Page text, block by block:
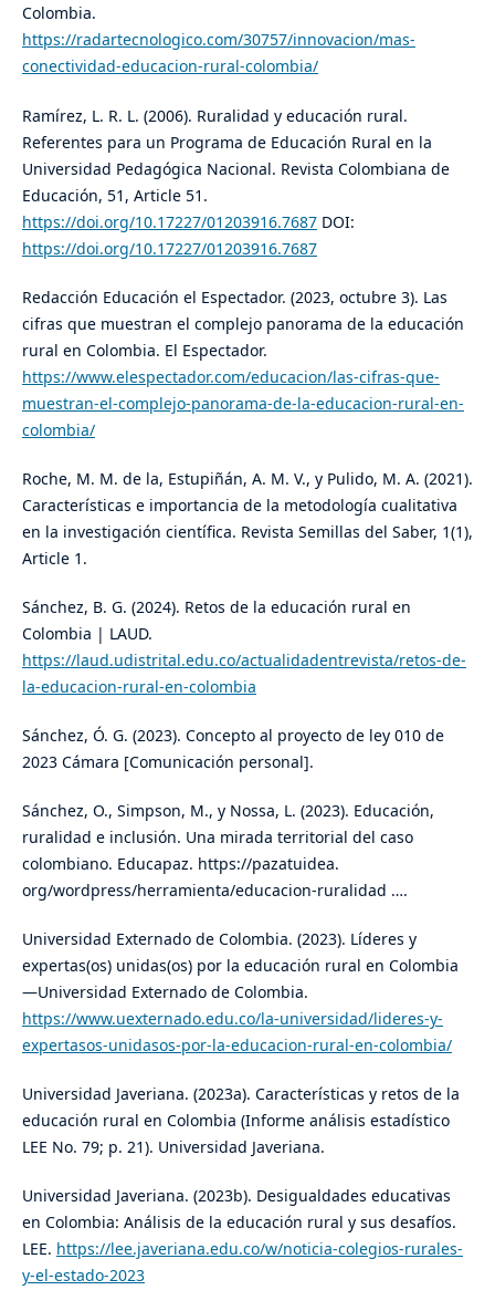
Colombia.
https://radartecnologico.com/30757/innovacion/mas-
conectividad-educacion-rural-colombia/
Ramírez, L. R. L. (2006). Ruralidad y educación rural.
Referentes para un Programa de Educación Rural en la
Universidad Pedagógica Nacional. Revista Colombiana de
Educación, 51, Article 51.
https://doi.org/10.17227/01203916.7687DOI:
https://doi.org/10.17227/01203916.7687
Redacción Educación el Espectador. (2023, octubre 3). Las
cifras que muestran el complejo panorama de la educación
rural en Colombia. El Espectador.
https://www.elespectador.com/educacion/las-cifras-que-
muestran-el-complejo-panorama-de-la-educacion-rural-en-
colombia/
Roche, M. M. de la, Estupiñán, A. M. V., y Pulido, M. A. (2021).
Características e importancia de la metodología cualitativa
en la investigación científica. Revista Semillas del Saber, 1(1),
Article 1.
Sánchez, B. G. (2024). Retos de la educación rural en
Colombia | LAUD.
https://laud.udistrital.edu.co/actualidadentrevista/retos-de-
la-educacion-rural-en-colombia
Sánchez, Ó. G. (2023). Concepto al proyecto de ley 010 de
2023 Cámara [Comunicación personal].
Sánchez, O., Simpson, M., y Nossa, L. (2023). Educación,
ruralidad e inclusión. Una mirada territorial del caso
colombiano. Educapaz. https://pazatuidea.
org/wordpress/herramienta/educacion-ruralidad ….
Universidad Externado de Colombia. (2023). Líderes y
expertas(os) unidas(os) por la educación rural en Colombia
—Universidad Externado de Colombia.
https://www.uexternado.edu.co/la-universidad/lideres-y-
expertasos-unidasos-por-la-educacion-rural-en-colombia/
Universidad Javeriana. (2023a). Características y retos de la
educación rural en Colombia (Informe análisis estadístico
LEE No. 79; p. 21). Universidad Javeriana.
Universidad Javeriana. (2023b). Desigualdades educativas
en Colombia: Análisis de la educación rural y sus desafíos.
LEE. https://lee.javeriana.edu.co/w/noticia-colegios-rurales-
y-el-estado-2023